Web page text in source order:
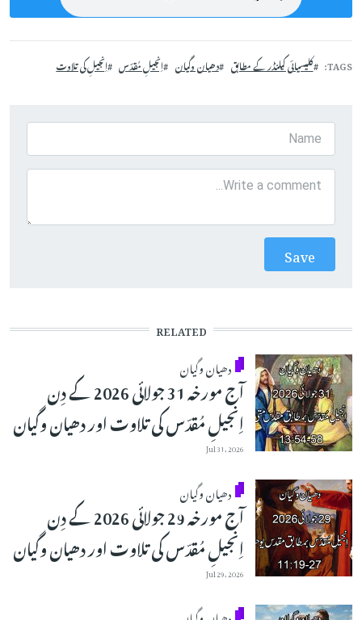
TAGS کلیسیائی کیلنڈر کے مطابق دھیان وگیان اِنجیلِ مُقدّس اِنجیلِ کی تلاوت
RELATED
دھیان وگیان
آج مورخہ 31 جولائی 2026 کے دِن
اِنجیلِ مُقدّس کی تلاوت اور دھیان وگیان
Jul 31, 2026
دھیان وگیان
آج مورخہ 29 جولائی 2026 کے دِن
اِنجیلِ مُقدّس کی تلاوت اور دھیان وگیان
Jul 29, 2026